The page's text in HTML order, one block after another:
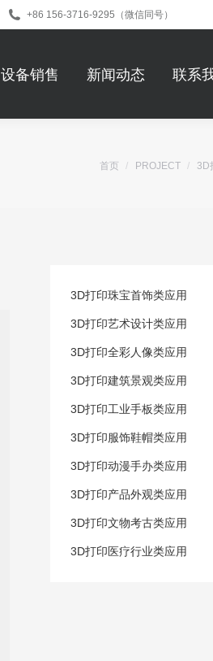
+86 156-3716-9295（微信同号）
设备销售 新闻动态 联系
您在这里：
首页 PROJECT 3D
3D打印珠宝首饰类应用
3D打印艺术设计类应用
3D打印全彩人像类应用
3D打印建筑景观类应用
3D打印工业手板类应用
3D打印服饰鞋帽类应用
3D打印动漫手办类应用
3D打印产品外观类应用
3D打印文物考古类应用
3D打印医疗行业类应用